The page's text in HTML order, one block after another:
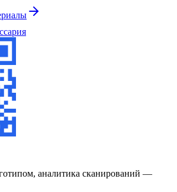
аналитика сканирований —